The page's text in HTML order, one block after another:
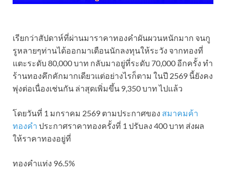
เรียกว่าสัปดาห์ที่ผ่านมาราคาทองคำผันผวนหนักมาก จนกู
รูหลายๆท่านได้ออกมาเตือนนักลงทุนให้ระวัง จากทองที่
แตะระดับ 80,000 บาท กลับมาอยู่ที่ระดับ 70,000 อีกครั้ง ทำ
ร้านทองคึกคักมากเดียวแต่อย่างไรก็ตาม ในปี 2569 นี้ยังคง
พุ่งต่อเนื่องเช่นกัน ล่าสุดเพิ่มขึ้น 9,350 บาท ไปแล้ว
โดยวันที่ 1 มกราคม 2569 ตามประกาศของ สมาคมค้า
ทองคำ ประกาศราคาทองครั้งที่ 1 ปรับลง 400 บาท ส่งผล
ให้ราคาทองอยู่ที่
ทองคำแท่ง 96.5%